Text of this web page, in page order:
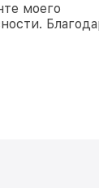
моего